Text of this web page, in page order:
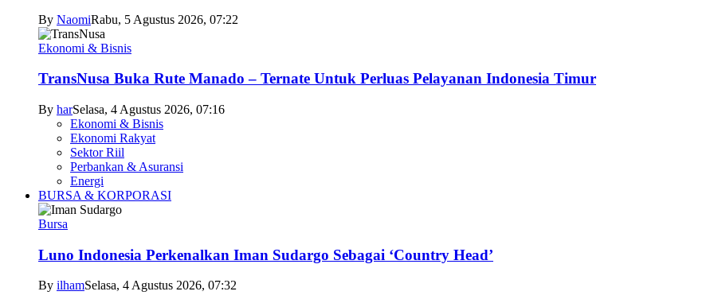
By NaomiRabu, 5 Agustus 2026, 07:22
Ekonomi & Bisnis
TransNusa Buka Rute Manado – Ternate Untuk Perluas Pelayanan Indonesia Timur
By harSelasa, 4 Agustus 2026, 07:16
Ekonomi & Bisnis
Ekonomi Rakyat
Sektor Riil
Perbankan & Asuransi
Energi
BURSA & KORPORASI
Bursa
Luno Indonesia Perkenalkan Iman Sudargo Sebagai ‘Country Head’
By ilhamSelasa, 4 Agustus 2026, 07:32